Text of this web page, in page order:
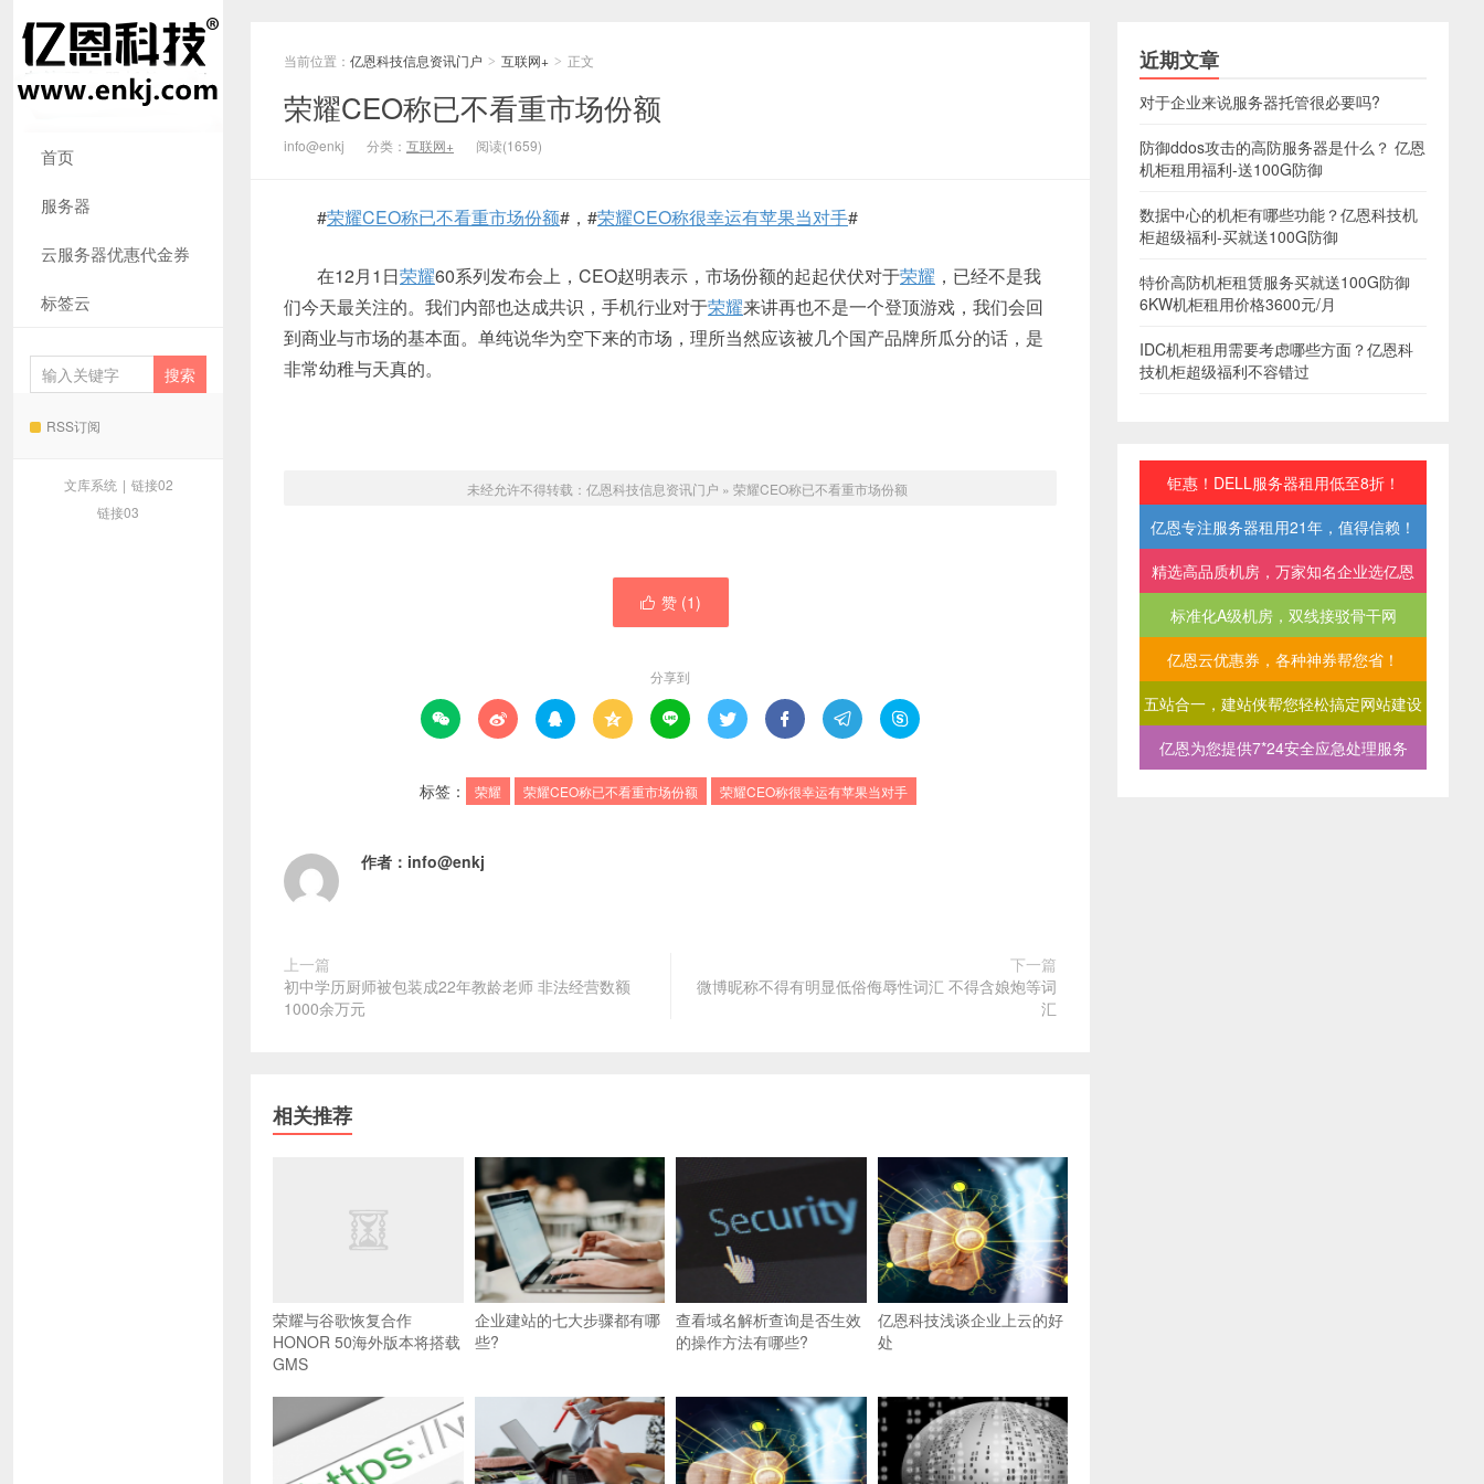
首页
服务器
云服务器优惠代金券
标签云
RSS订阅
文库系统 | 链接02
链接03
当前位置： 亿恩科技信息资讯门户 > 互联网+ > 正文
荣耀CEO称已不看重市场份额
info@enkj 分类： 互联网+ 阅读(1659)
#荣耀CEO称已不看重市场份额#，#荣耀CEO称很幸运有苹果当对手#
在12月1日荣耀60系列发布会上，CEO赵明表示，市场份额的起起伏伏对于荣耀 ，已经不是我
们今天最关注的。我们内部也达成共识，手机行业对于荣耀来讲再也不是一个登顶游戏，我们会回
到商业与市场的基本面。单纯说华为空下来的市场，理所当然应该被几个国产品牌所瓜分的话，是
非常幼稚与天真的。
未经允许不得转载： 亿恩科技信息资讯门户 » 荣耀CEO称已不看重市场份额
 赞 (1)
分享到
        
标签： 荣耀 荣耀CEO称已不看重市场份额 荣耀CEO称很幸运有苹果当对手
作者： info@enkj
上一篇
初中学历厨师被包装成22年教龄老师 非法经营数额
1000余万元
下一篇
微博昵称不得有明显低俗侮辱性词汇 不得含娘炮等词
汇
相关推荐
荣耀与谷歌恢复合作
HONOR 50海外版本将搭载
GMS
企业建站的七大步骤都有哪
些?
查看域名解析查询是否生效
的操作方法有哪些?
亿恩科技浅谈企业上云的好
处
近期文章
对于企业来说服务器托管很必要吗?
防御ddos攻击的高防服务器是什么？ 亿恩
机柜租用福利-送100G防御
数据中心的机柜有哪些功能？亿恩科技机
柜超级福利-买就送100G防御
特价高防机柜租赁服务买就送100G防御
6KW机柜租用价格3600元/月
IDC机柜租用需要考虑哪些方面？亿恩科
技机柜超级福利不容错过
钜惠！DELL服务器租用低至8折！
亿恩专注服务器租用21年，值得信赖！
精选高品质机房，万家知名企业选亿恩
标准化A级机房，双线接驳骨干网
亿恩云优惠券，各种神券帮您省！
五站合一，建站侠帮您轻松搞定网站建设
亿恩为您提供7*24安全应急处理服务